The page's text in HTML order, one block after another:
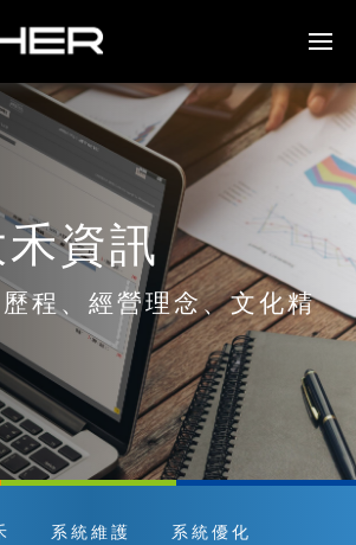
資訊
程、經營理念、文化精
系統維護 系統優化